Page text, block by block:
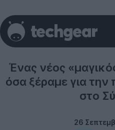
Ένας νέος
όσα ξέραμε για την
στο
26